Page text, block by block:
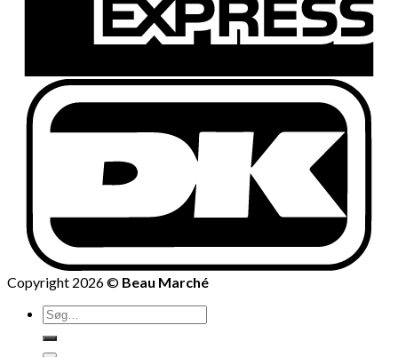
Copyright 2026 © Beau Marché
Søg
efter: